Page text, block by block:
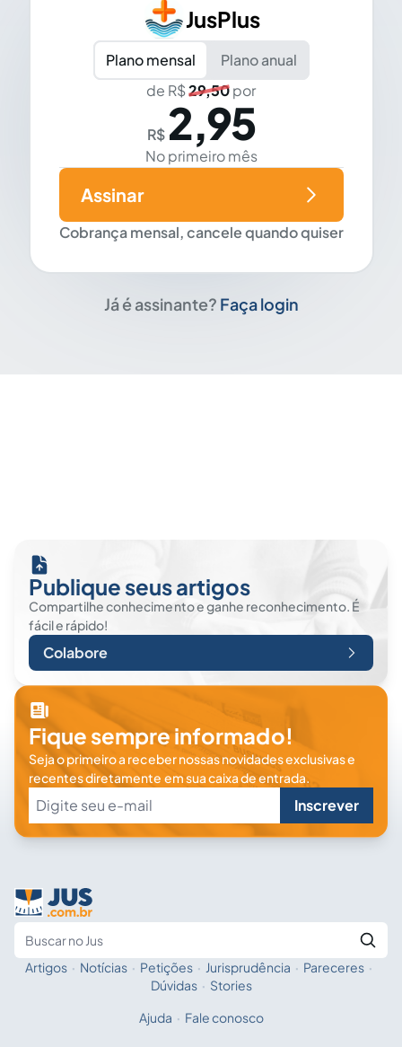
JusPlus
Plano mensal
Plano anual
de R$29,50por
R$ 2,95
No primeiro mês
Cobrança mensal, cancele quando quiser
Assinar
Já é assinante? Faça login
Publique seus artigos
Compartilhe conhecimento e ganhe reconhecimento. É
fácil e rápido!
Colabore
Fique sempre informado!
Seja o primeiro a receber nossas novidades exclusivas e
recentes diretamente em sua caixa de entrada.
Inscrever
Fale com a IA
Artigos · Notícias · Petições · Jurisprudência · Pareceres ·
Dúvidas · Stories
Ajuda · Fale conosco